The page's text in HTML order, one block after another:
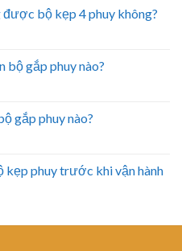
được bộ kẹp 4 phuy không?
bộ gắp phuy nào?
gắp phuy nào?
phuy trước khi vận hành